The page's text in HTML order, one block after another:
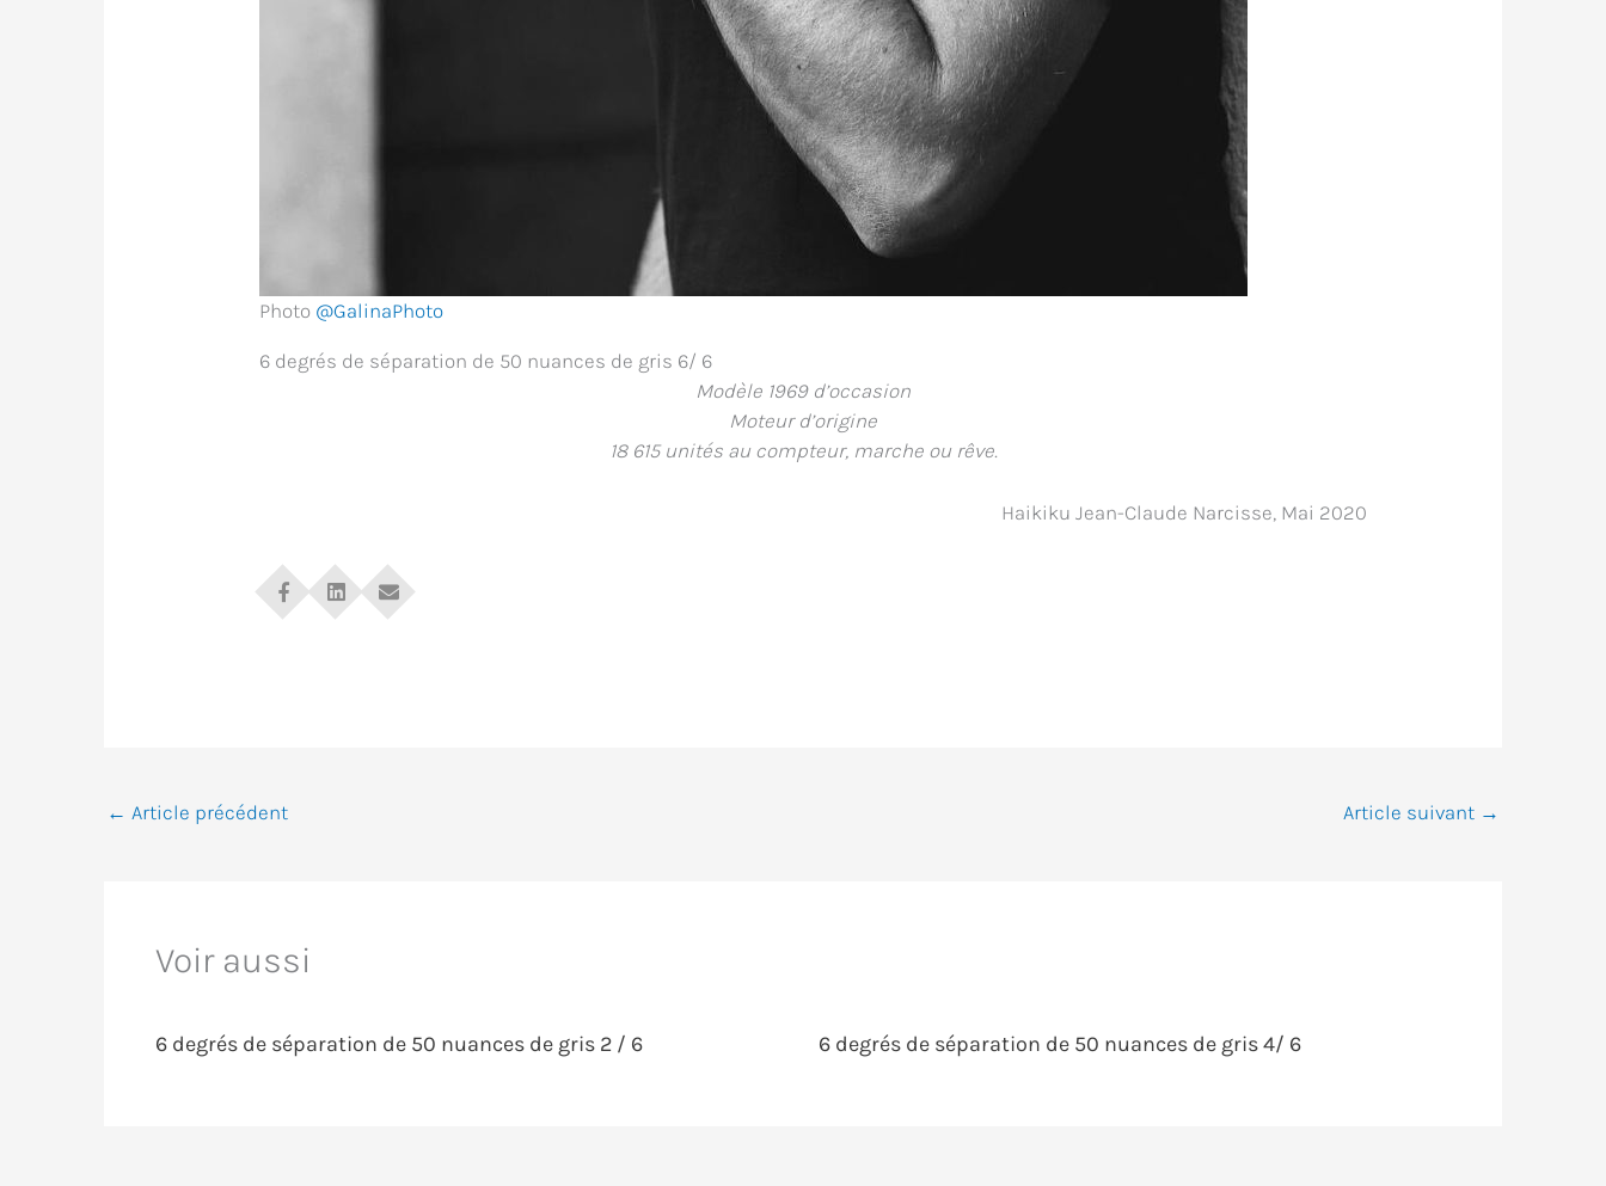
Photo @GalinaPhoto
6 degrés de séparation de 50 nuances de gris 6/ 6
Modèle 1969 d’occasion
Moteur d’origine
18 615 unités au compteur, marche ou rêve.
Haikiku Jean-Claude Narcisse, Mai 2020
← Article précédent Article suivant →
Voir aussi
6 degrés de séparation de 50 nuances de gris 2 / 6 6 degrés de séparation de 50 nuances de gris 4/ 6